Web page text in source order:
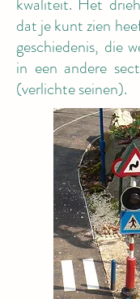
dat je kunt zien
geschiedenis, die
in een andere
(verlichte seinen).